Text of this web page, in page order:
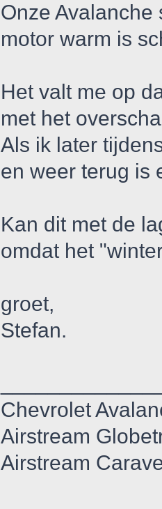
Onze
motor warm is
Het valt me op
met het
Als ik later
en weer terug is
Kan dit met de
omdat het
groet,
Stefan.
Chevrolet
Airstream
Airstream